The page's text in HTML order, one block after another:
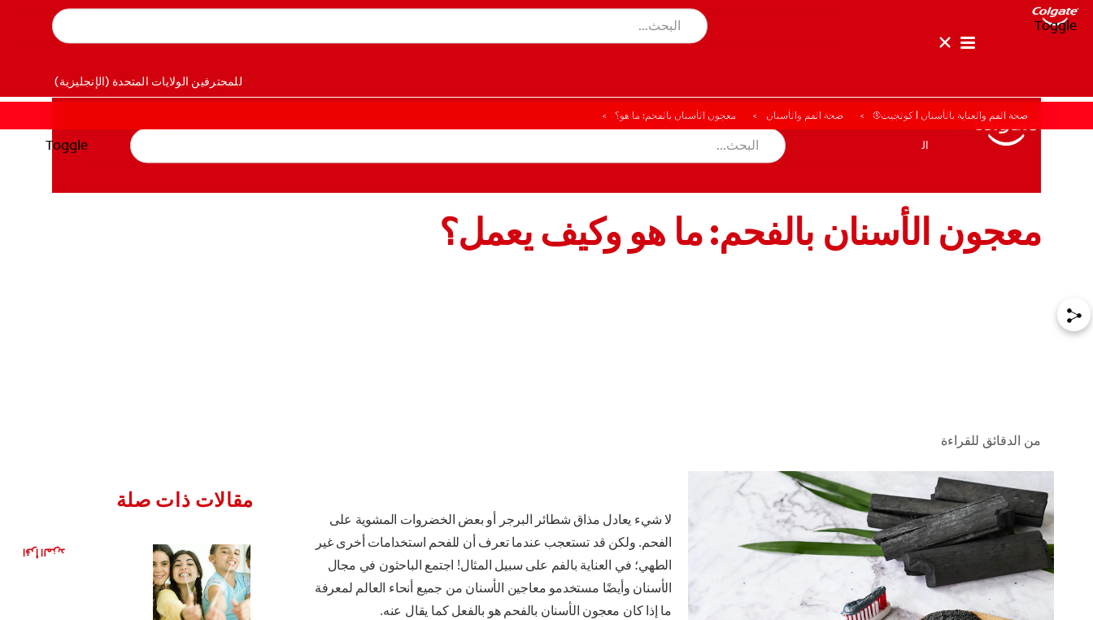
Toggle
المنتجات صحة الفم والأسنان المهمة
للمحترفين الولايات المتحدة (الإنجليزية)
للمحترفين الولايات المتحدة (الإنجليزية)
المنتجات المهمة Toggle
صحة الفم والعناية بالأسنان | كولجيت® صحة الفم والأسنان معجون الأسنان بالفحم: ما هو؟
معجون الأسنان بالفحم: ما هو وكيف يعمل؟
من الدقائق للقراءة
لا شيء يعادل مذاق شطائر البرجر أو بعض الخضروات المشوية على
الفحم. ولكن قد تستعجب عندما تعرف أن للفحم استخدامات أخرى غير
الطهي؛ في العناية بالفم على سبيل المثال! اجتمع الباحثون في مجال
الأسنان وأيضًا مستخدمو معاجين الأسنان من جميع أنحاء العالم لمعرفة
ما إذا كان معجون الأسنان بالفحم هو بالفعل كما يقال عنه.
مقالات ذات صلة
اقرأ المزيد